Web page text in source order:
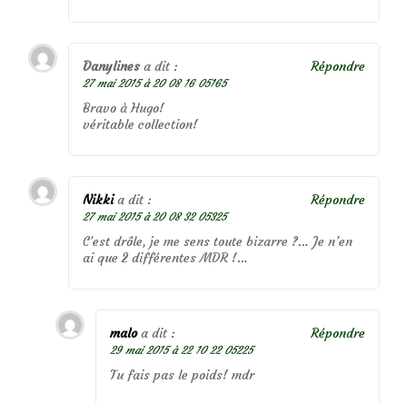
Danylines a dit :
27 mai 2015 à 20 08 16 05165
Bravo à Hugo!
véritable collection!
Répondre
Nikki a dit :
27 mai 2015 à 20 08 32 05325
C’est drôle, je me sens toute bizarre ?… Je n’en
ai que 2 différentes MDR !…
Répondre
malo a dit :
29 mai 2015 à 22 10 22 05225
Tu fais pas le poids! mdr
Répondre